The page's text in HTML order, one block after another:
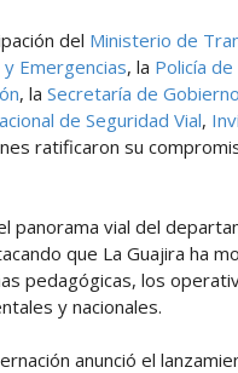
del Ministerio de
Emergencias, la Policía
, la Secretaría de
de Seguridad Vial,
ratificaron su
panorama vial del
que La Guajira ha
pedagógicas, los
y nacionales.
anunció el